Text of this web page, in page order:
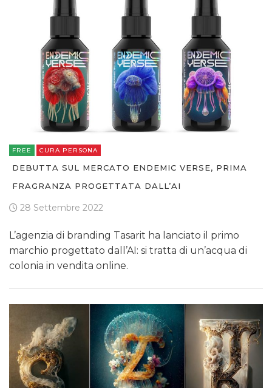
FREE CURA PERSONA
DEBUTTA SUL MERCATO ENDEMIC VERSE, PRIMA
FRAGRANZA PROGETTATA DALL’AI
28 Settembre 2022
L’agenzia di branding Tasarit ha lanciato il primo
marchio progettato dall’AI: si tratta di un’acqua di
colonia in vendita online.